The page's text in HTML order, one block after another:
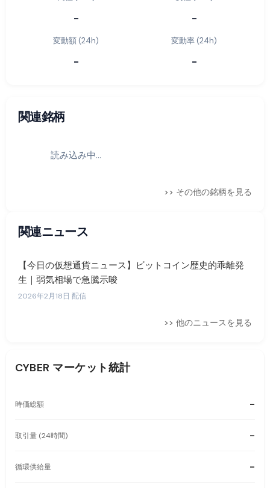
- -
変動額 (24h)
-
変動率 (24h)
-
関連銘柄
読み込み中...
>> その他の銘柄を見る
関連ニュース
【今日の仮想通貨ニュース】ビットコイン歴史的乖離発
生｜弱気相場で急騰示唆
2026年2月18日 配信
>> 他のニュースを見る
CYBER マーケット統計
時価総額 -
取引量 (24時間) -
循環供給量 -